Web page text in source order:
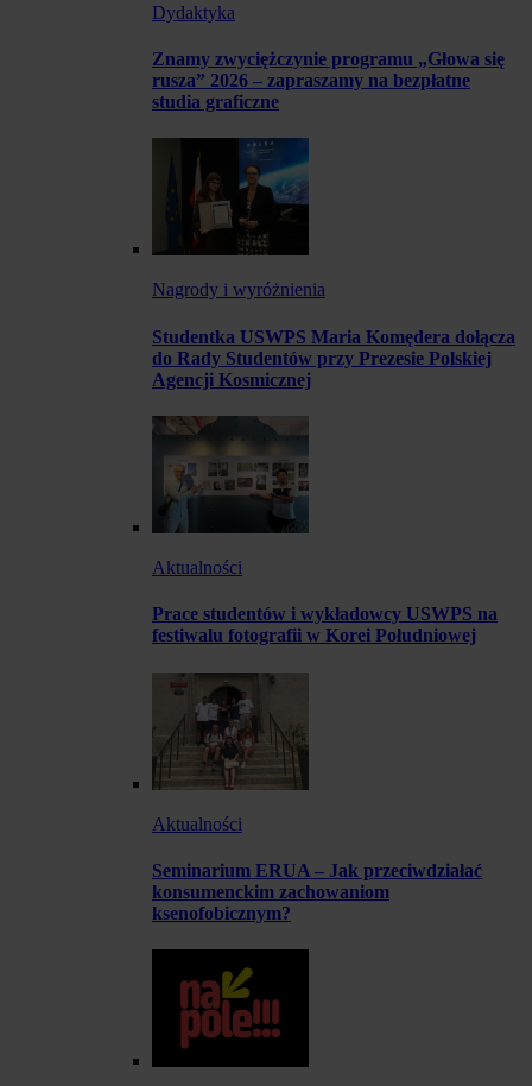
Dydaktyka
Znamy zwyciężczynie programu „Głowa się
rusza” 2026 – zapraszamy na bezpłatne
studia graficzne
Nagrody i wyróżnienia
Studentka USWPS Maria Komędera dołącza
do Rady Studentów przy Prezesie Polskiej
Agencji Kosmicznej
Aktualności
Prace studentów i wykładowcy USWPS na
festiwalu fotografii w Korei Południowej
Aktualności
Seminarium ERUA – Jak przeciwdziałać
konsumenckim zachowaniom
ksenofobicznym?